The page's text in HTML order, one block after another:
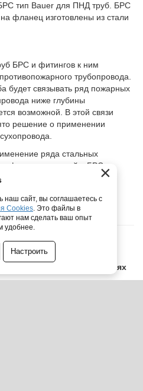
тип Bauer для ПНД труб. БРС
фланец изготовлены из стали
БРС и фитингов к ним
трубопровода.
будет связывать ряд пожарных
ниже глубины
возможной. В этой связи
решение о применении
ряда стальных
фасонных частей с БРС
и фланцевых
можно получить
об особенностях
о системе скидок и условиях
×
наш сайт, вы соглашаетесь с
Cookies. Это файлы в
нам сделать ваш опыт
удобнее.
Настроить